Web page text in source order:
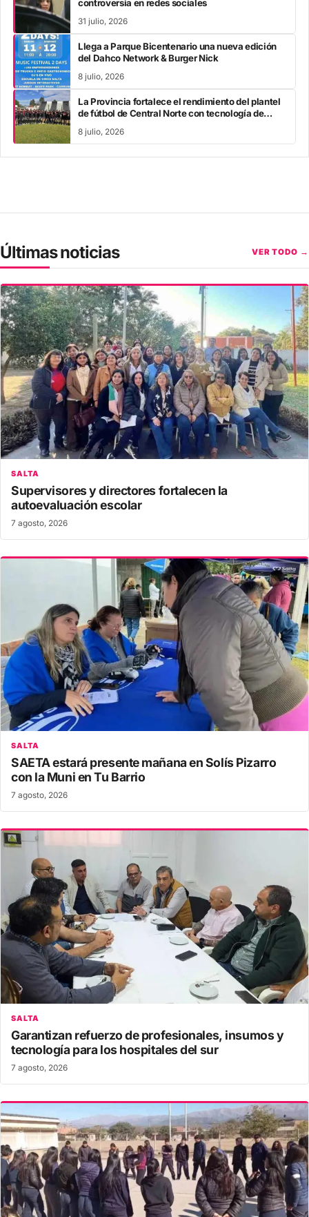
controversia en redes sociales
31 julio, 2026
Llega a Parque Bicentenario una nueva edición
del Dahco Network & Burger Nick
8 julio, 2026
La Provincia fortalece el rendimiento del plantel
de fútbol de Central Norte con tecnología de
8 julio, 2026
Últimas noticias VER TODO →
SALTA
Supervisores y directores fortalecen la
autoevaluación escolar
7 agosto, 2026
SALTA
SAETA estará presente mañana en Solís Pizarro
con la Muni en Tu Barrio
7 agosto, 2026
SALTA
Garantizan refuerzo de profesionales, insumos y
tecnología para los hospitales del sur
7 agosto, 2026